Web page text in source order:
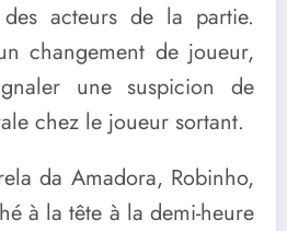
acteurs de la partie.
changement de joueur,
une suspicion de
chez le joueur sortant.
da Amadora, Robinho,
à la tête à la demi-heure